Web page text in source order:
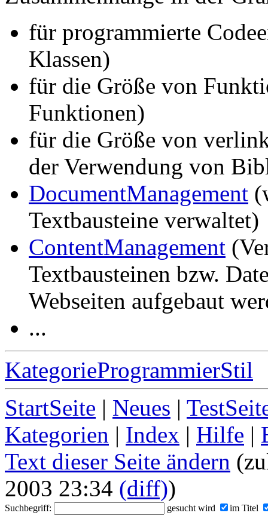
für programmierte
Klassen)
für die Größe von
Funktionen)
für die Größe von
der Verwendung von
DocumentManagement
Textbausteine verwaltet)
ContentManagement
Textbausteinen bzw.
Webseiten aufgebaut
...
KategorieProgrammierStil
StartSeite | Neues |
Kategorien | Index | Hilfe |
Text dieser Seite ändern
2003 23:34 (diff))
Suchbegriff: gesucht wird im Titel